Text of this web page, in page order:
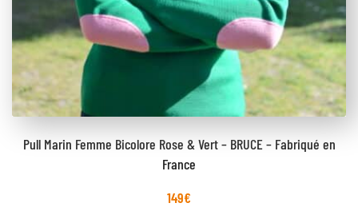
Pull Marin Femme Bicolore Rose & Vert – BRUCE – Fabriqué en
France
149€